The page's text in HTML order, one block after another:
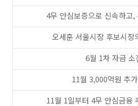
4무 안심보증으로 신속하고,
오세훈 서울시장 후보시장
6월 1차 자금 소
11월 3,000억원 추
11월 1일부터 4무 안심금융